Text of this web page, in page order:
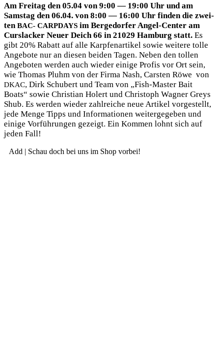
Am Frei­tag den 05.04 von 9:00 — 19:00 Uhr und am
Sams­tag den 06.04. von 8:00 — 16:00 Uhr fin­den die zwei­
tenBAC- CARPDAYS im Ber­ge­dor­fer Angel-Cen­ter am
Curs­la­cker Neu­er Deich 66 in 21029 Ham­burg statt. Es
gibt 20% Rabatt auf alle Karp­fen­ar­ti­kel sowie wei­te­re tol­le
Ange­bo­te nur an die­sen bei­den Tagen. Neben den tol­len
Ange­bo­ten wer­den auch wie­der eini­ge Pro­fis vor Ort sein,
wie Tho­mas Pluhm von der Fir­ma Nash, Cars­ten Röwe von
DKAC, Dirk Schu­bert und Team von „Fish-Mas­ter Bait
Boats“ sowie Chris­ti­an Hol­ert und Chris­toph Wag­ner Greys
Shub. Es wer­den wie­der zahl­rei­che neue Arti­kel vor­ge­stellt,
jede Men­ge Tipps und Infor­ma­tio­nen wei­ter­ge­ge­ben und
eini­ge Vor­füh­run­gen gezeigt. Ein Kom­men lohnt sich auf
jeden Fall!
Add | Schau doch bei uns im Shop vorbei!